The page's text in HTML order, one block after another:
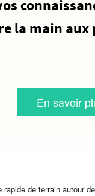
la main aux
En savoir
de terrain autour